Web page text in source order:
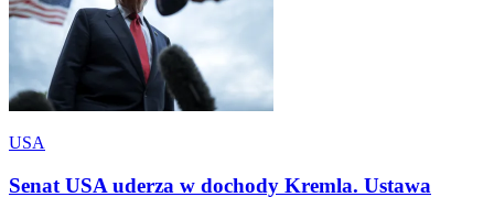
USA
Senat USA uderza w dochody Kremla. Ustawa